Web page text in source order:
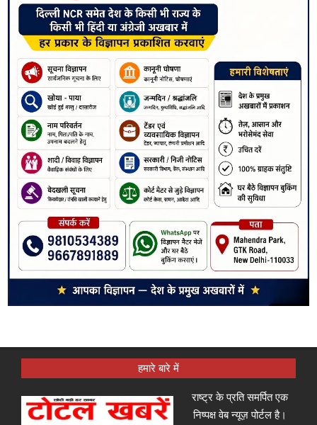
हमारे बारे में
राष्ट्र के प्रति समर्पित एक
निष्पक्ष वेब न्यूज़ पोर्टल है।